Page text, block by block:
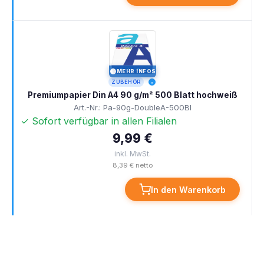
MEHR INFOS
ZUBEHÖR
Premiumpapier Din A4 90 g/m² 500 Blatt hochweiß
Art.-Nr.: Pa-90g-DoubleA-500Bl
✓ Sofort verfügbar in allen Filialen
9,99 €
inkl. MwSt.
8,39 € netto
In den Warenkorb